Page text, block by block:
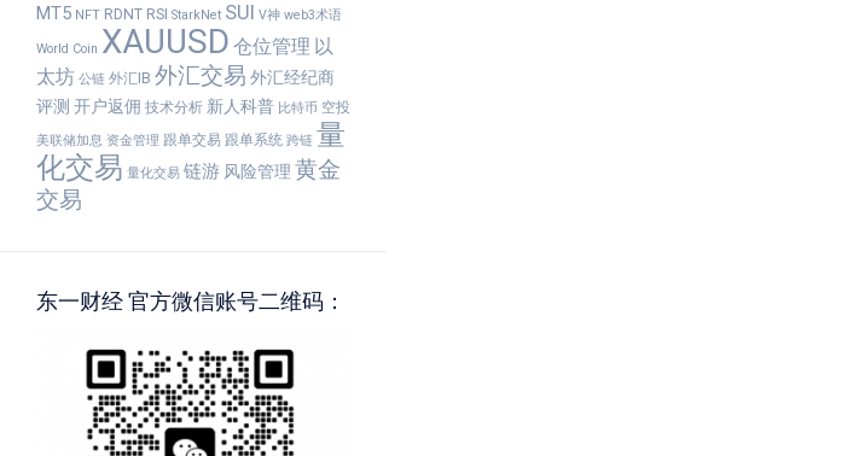
MT5 NFT RDNT RSI StarkNet SUI V神 web3术语
World Coin XAUUSD 仓位管理 以
太坊 公链 外汇IB 外汇交易 外汇经纪商
评测 开户返佣 技术分析 新人科普 比特币 空投
美联储加息 资金管理 跟单交易 跟单系统 跨链 量
化交易 量化交易 链游 风险管理 黄金
交易
东一财经 官方微信账号二维码：